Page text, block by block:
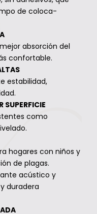
de coloca-
absorción del
confortable.
estabilidad,
SUPERFICIE
como
hogares con niños y
de plagas.
acústico y
duradera